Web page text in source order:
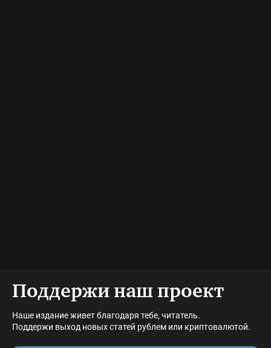
Поддержи наш проект
Наше издание живет благодаря тебе, читатель.
Поддержи выход новых статей рублем или криптовалютой.